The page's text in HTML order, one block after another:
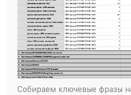
Собираем ключевые фразы